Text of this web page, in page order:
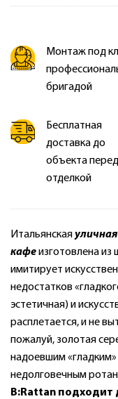
Монтаж под
бригадой
Бесплатная
доставка до
объекта перед
отделкой
Итальянская
кафеизготовлена из
имитирует
недостатков
эстетичная) и
расплетается, и не
пожалуй, золотая
надоевшим
недолговечным
B:Rattan подходит